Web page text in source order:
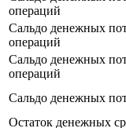
Сальдо денежных
операций
Сальдо денежных
операций